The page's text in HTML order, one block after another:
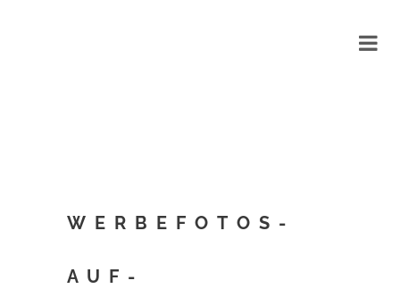
WERBEFOTOS-
AUF-